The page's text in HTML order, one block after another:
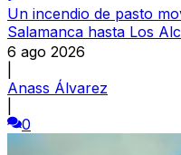
Un incendio de pasto
Salamanca hasta Los
6 ago 2026
Anass Álvarez
0